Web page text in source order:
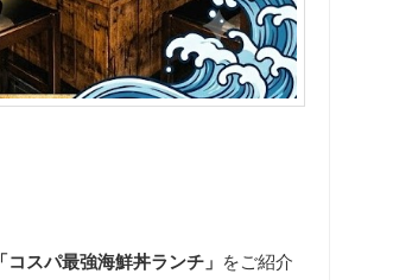
「コスパ最強海鮮丼ランチ」 をご紹介